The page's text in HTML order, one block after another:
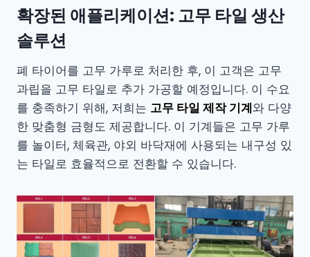
확장된 애플리케이션: 고무 타일 생산
솔루션
폐 타이어를 고무 가루로 처리한 후, 이 고객은 고무
과립을 고무 타일로 추가 가공할 예정입니다. 이 수요
를 충족하기 위해, 저희는 고무 타일 제작 기계와 다양
한 맞춤형 금형도 제공합니다. 이 기계들은 고무 가루
를 놀이터, 체육관, 야외 바닥재에 사용되는 내구성 있
는 타일로 효율적으로 전환할 수 있습니다.